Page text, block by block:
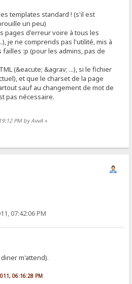
templates standard ! (s'il est
un peu)
pages d'erreur voire à tous les
je ne comprends pas l'utilité, mis à
:p (pour les admins, pas de
(&eacute; &agrav; ...), si le fichier
et que le charset de la page
sauf au changement de mot de
pas nécessaire.
PM by AvvA »
07:42:06 PM
m'attend).
06:16:28 PM